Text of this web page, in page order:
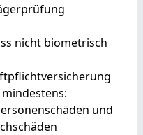
nicht biometrisch
und